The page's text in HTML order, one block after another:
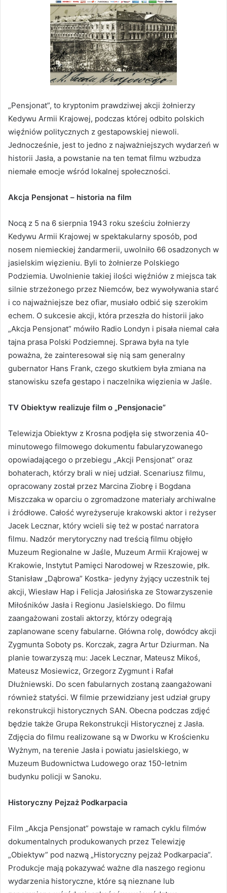
„Pensjonat”, to kryptonim prawdziwej akcji żołnierzy
Kedywu Armii Krajowej, podczas której odbito polskich
więźniów politycznych z gestapowskiej niewoli.
Jednocześnie, jest to jedno z najważniejszych wydarzeń w
historii Jasła, a powstanie na ten temat filmu wzbudza
niemałe emocje wśród lokalnej społeczności.
Akcja Pensjonat – historia na film
Nocą z 5 na 6 sierpnia 1943 roku sześciu żołnierzy
Kedywu Armii Krajowej w spektakularny sposób, pod
nosem niemieckiej żandarmerii, uwolniło 66 osadzonych w
jasielskim więzieniu. Byli to żołnierze Polskiego
Podziemia. Uwolnienie takiej ilości więźniów z miejsca tak
silnie strzeżonego przez Niemców, bez wywoływania starć
i co najważniejsze bez ofiar, musiało odbić się szerokim
echem. O sukcesie akcji, która przeszła do historii jako
„Akcja Pensjonat” mówiło Radio Londyn i pisała niemal cała
tajna prasa Polski Podziemnej. Sprawa była na tyle
poważna, że zainteresował się nią sam generalny
gubernator Hans Frank, czego skutkiem była zmiana na
stanowisku szefa gestapo i naczelnika więzienia w Jaśle.
TV Obiektyw realizuje film o „Pensjonacie”
Telewizja Obiektyw z Krosna podjęła się stworzenia 40-
minutowego filmowego dokumentu fabularyzowanego
opowiadającego o przebiegu „Akcji Pensjonat” oraz
bohaterach, którzy brali w niej udział. Scenariusz filmu,
opracowany został przez Marcina Ziobrę i Bogdana
Miszczaka w oparciu o zgromadzone materiały archiwalne
i źródłowe. Całość wyreżyseruje krakowski aktor i reżyser
Jacek Lecznar, który wcieli się też w postać narratora
filmu. Nadzór merytoryczny nad treścią filmu objęło
Muzeum Regionalne w Jaśle, Muzeum Armii Krajowej w
Krakowie, Instytut Pamięci Narodowej w Rzeszowie, płk.
Stanisław „Dąbrowa” Kostka- jedyny żyjący uczestnik tej
akcji, Wiesław Hap i Felicja Jałosińska ze Stowarzyszenie
Miłośników Jasła i Regionu Jasielskiego. Do filmu
zaangażowani zostali aktorzy, którzy odegrają
zaplanowane sceny fabularne. Główna rolę, dowódcy akcji
Zygmunta Soboty ps. Korczak, zagra Artur Dziurman. Na
planie towarzyszą mu: Jacek Lecznar, Mateusz Mikoś,
Mateusz Mosiewicz, Grzegorz Zygmunt i Rafał
Dłużniewski. Do scen fabularnych zostaną zaangażowani
również statyści. W filmie przewidziany jest udział grupy
rekonstrukcji historycznych SAN. Obecna podczas zdjęć
będzie także Grupa Rekonstrukcji Historycznej z Jasła.
Zdjęcia do filmu realizowane są w Dworku w Krościenku
Wyżnym, na terenie Jasła i powiatu jasielskiego, w
Muzeum Budownictwa Ludowego oraz 150-letnim
budynku policji w Sanoku.
Historyczny Pejzaż Podkarpacia
Film „Akcja Pensjonat” powstaje w ramach cyklu filmów
dokumentalnych produkowanych przez Telewizję
„Obiektyw” pod nazwą „Historyczny pejzaż Podkarpacia”.
Produkcje mają pokazywać ważne dla naszego regionu
wydarzenia historyczne, które są nieznane lub